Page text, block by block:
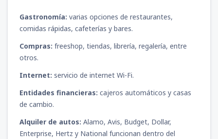
Gastronomía: varias opciones de restaurantes,
comidas rápidas, cafeterías y bares.
Compras: freeshop, tiendas, librería, regalería, entre
otros.
Internet: servicio de internet Wi-Fi.
Entidades financieras: cajeros automáticos y casas
de cambio.
Alquiler de autos: Alamo, Avis, Budget, Dollar,
Enterprise, Hertz y National funcionan dentro del